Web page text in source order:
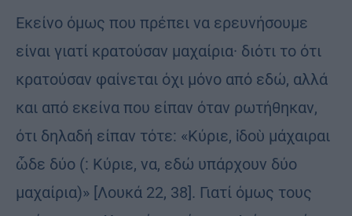
Εκείνο όμως που πρέπει να ερευνήσουμε
είναι γιατί κρατούσαν μαχαίρια· διότι το ότι
κρατούσαν φαίνεται όχι μόνο από εδώ, αλλά
και από εκείνα που είπαν όταν ρωτήθηκαν,
ότι δηλαδή είπαν τότε: «Κύριε, ἰδοὺ μάχαιραι
ὧδε δύο (: Κύριε, να, εδώ υπάρχουν δύο
μαχαίρια)» [Λουκά 22, 38]. Γιατί όμως τους